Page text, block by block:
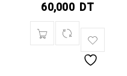
60,000 DT